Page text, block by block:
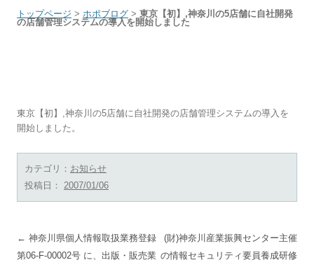
トップページ > ホポブログ > 東京【初】,神奈川の5店舗に自社開発
の店舗管理システムの導入を開始しました
東京【初】,神奈川の5店舗に自社開発の店舗管理システムの導入を
開始しました。
カテゴリ： お知らせ
投稿日： 2007/01/06
投稿ナビゲーション
← 神奈川県個人情報取扱業務登録
第06-F-00002号 に、出版・販売業
(財)神奈川産業振興センター主催
の情報セキュリティ要員養成研修